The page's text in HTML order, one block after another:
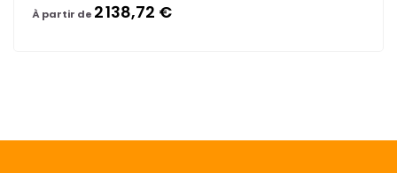
À partir de 2 138,72 €